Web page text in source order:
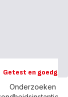
Getest en
Onderzoeken